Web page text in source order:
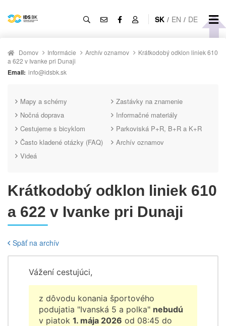
SK / EN / DE
Domov Informácie Archív oznamov
Krátkodobý odklon liniek 610
a 622 v Ivanke pri Dunaji
Email: info@idsbk.sk
Mapy a schémy
Zastávky na znamenie
Nočná doprava
Informačné materiály
Cestujeme s bicyklom
Parkoviská P+R, B+R a K+R
Často kladené otázky (FAQ)
Archív oznamov
Videá
Krátkodobý odklon liniek 610
a 622 v Ivanke pri Dunaji
Späť na archív
Vážení cestujúci,
z dôvodu konania športového
podujatia "Ivanská 5 a polka" nebudú
v piatok 1. mája 2026 od 08:45 do